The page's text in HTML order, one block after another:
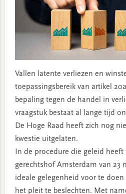
Vallen latente verliezen en
toepassingsbereik van artikel
bepaling tegen de handel in
vraagstuk bestaat al lange tijd
De Hoge Raad heeft zich nog
kwestie uitgelaten.
In de procedure die geleid
gerechtshof Amsterdam van 23
ideale gelegenheid voor te
het pleit te beslechten. Met